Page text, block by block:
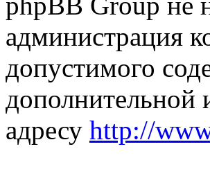
администрация
допустимого
адресу http://